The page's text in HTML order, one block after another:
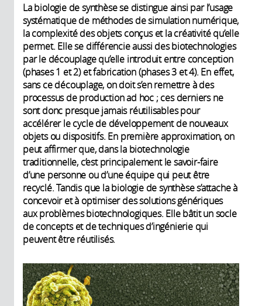
L'insertion d’un chromosome
artificiel dans le génome d’une
levure l’a confirmé : jamais l’homme
n’avait atteint une telle capacité
d’agir sur le vivant. Et ce n’est qu’un
début. Biologistes, chimistes,
anthropologues... réfléchissent tous
à ces questions vertigineuses.
Domaine en pleine ascension, la
biologie de synthèse passionne les
scientifiques pour les avancées
qu’elle propose, tant sur la
connaissance du vivant que pour
ses nombreuses applications
industrielles dans les domaines de
la santé, de l'énergie, des matériaux,
de l'environnement et de
l'agriculture. Autant d’avancées
nombre de questionnements
jusqu’à la définition même du vivant.
Des spécialistes en discutent dans
ce débat des Fondamentales 2014,
20151h30
François Képès,
Directeur de
recherche au
CNRS, co-
fondateur et
directeur du
Programme
d'épigénomique
(Genopole)
Stéphane
Ménage,
Directeur de
recherches à
l’Institut de
recherches en
vivant, iRTSV.
Perig Pitrou,
Chargé de
La biologie de synthèse se distingue ainsi par l’usage
systématique de méthodes de simulation numérique,
la complexité des objets conçus et la créativité qu’elle
permet. Elle se différencie aussi des biotechnologies
par le découplage qu’elle introduit entre conception
(phases 1 et 2) et fabrication (phases 3 et 4). En effet,
sans ce découplage, on doit s’en remettre à des
processus de production ad hoc ; ces derniers ne
sont donc presque jamais réutilisables pour
accélérer le cycle de développement de nouveaux
objets ou dispositifs. En première approximation, on
peut affirmer que, dans la biotechnologie
traditionnelle, c’est principalement le savoir-faire
d’une personne ou d’une équipe qui peut être
recyclé. Tandis que la biologie de synthèse s’attache à
concevoir et à optimiser des solutions génériques
aux problèmes biotechnologiques. Elle bâtit un socle
de concepts et de techniques d’ingénierie qui
peuvent être réutilisés.